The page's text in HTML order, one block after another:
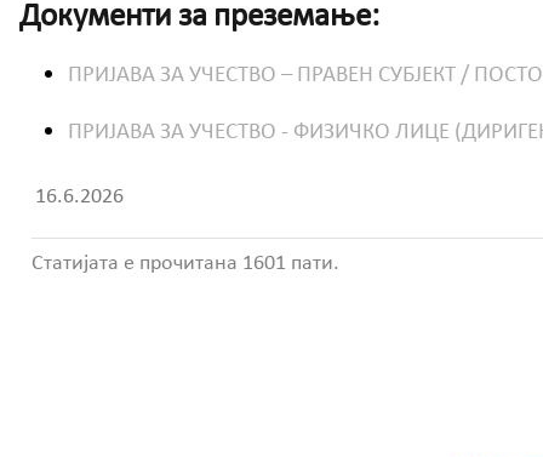
Документи за преземање:
ПРИЈАВА ЗА УЧЕСТВО – ПРАВЕН СУБЈЕКТ /
ПРИЈАВА ЗА УЧЕСТВО - ФИЗИЧКО ЛИЦЕ
16.6.2026
Статијата е прочитана 1601 пати.